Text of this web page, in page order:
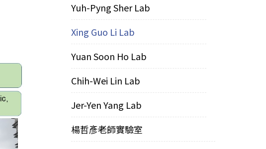
Yuh-Pyng Sher Lab
Xing Guo Li Lab
Yuan Soon Ho Lab
Chih-Wei Lin Lab
Jer-Yen Yang Lab
楊哲彥老師實驗室